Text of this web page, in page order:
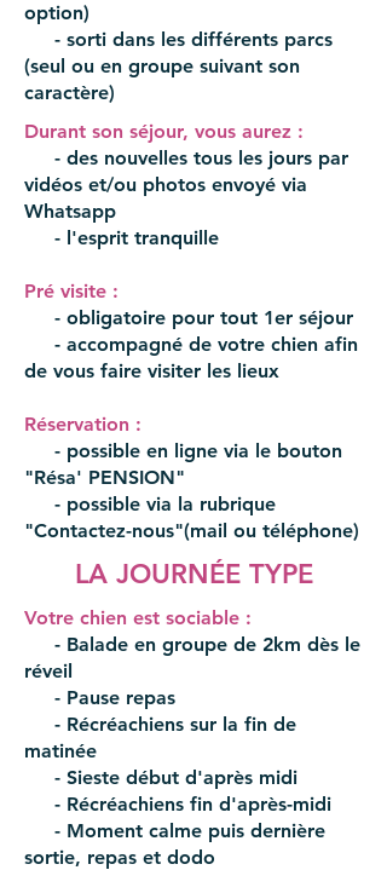
option)
- sorti dans les différents parcs
(seul ou en groupe suivant son
caractère)
Durant son séjour, vous aurez :
- des nouvelles tous les jours par
vidéos et/ou photos envoyé via
Whatsapp
- l'esprit tranquille
Pré visite :
- obligatoire pour tout 1er séjour
- accompagné de votre chien afin
de vous faire visiter les lieux
Réservation :
- possible en ligne via le bouton
"Résa' PENSION"
- possible via la rubrique
"Contactez-nous"(mail ou téléphone)
LA JOURNÉE TYPE
Votre chien est sociable :
- Balade en groupe de 2km dès le
réveil
- Pause repas
- Récréachiens sur la fin de
matinée
- Sieste début d'après midi
- Récréachiens fin d'après-midi
- Moment calme puis dernière
sortie, repas et dodo